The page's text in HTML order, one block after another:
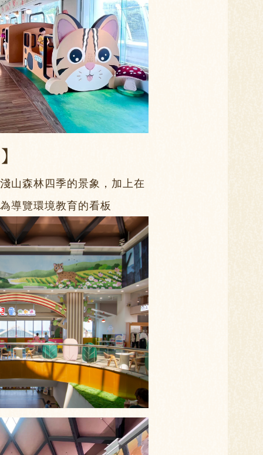
山森林四季的景象，加上在
導覽環境教育的看板